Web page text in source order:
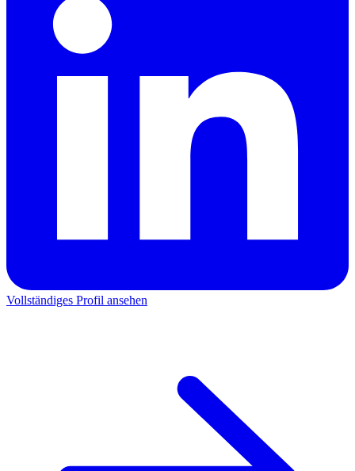
Vollständiges Profil ansehen